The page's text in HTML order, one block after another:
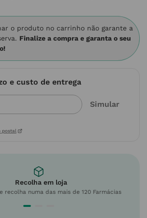
o produto no carrinho não garante a
Finalize a compra e garanta o seu
e custo de entrega
postal
Recolha em loja
recolha numa das mais de 120 Farmácias